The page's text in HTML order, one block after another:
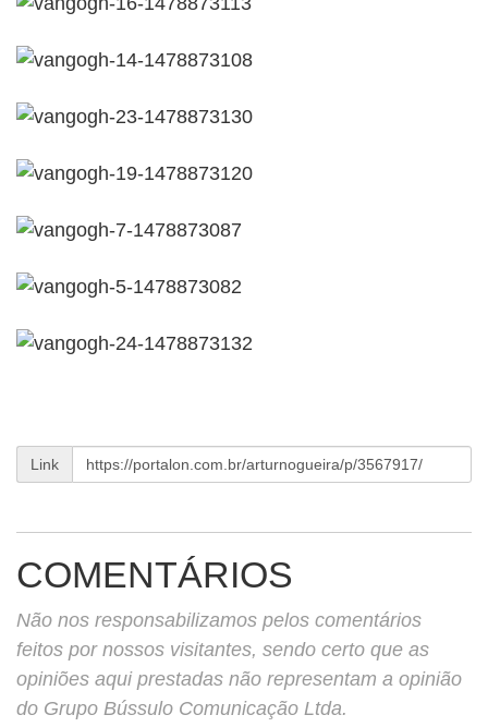
Link
COMENTÁRIOS
Não nos responsabilizamos pelos comentários
feitos por nossos visitantes, sendo certo que as
opiniões aqui prestadas não representam a opinião
do Grupo Bússulo Comunicação Ltda.